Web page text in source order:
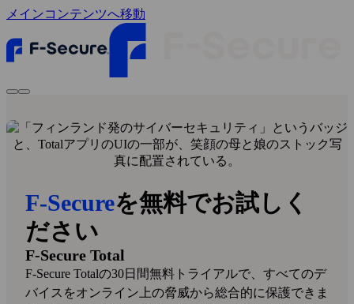
メインコンテンツへ移動
F‑Secureを無料でお試しく
ださい
F‑Secure Total
F‑Secure Totalの30日間無料トライアルで、すべてのデ
バイスをオンライン上の脅威から総合的に保護できま